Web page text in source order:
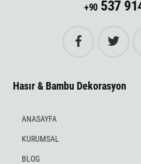
+90537
Hasır & Bambu Dekorasyon
ANASAYFA
KURUMSAL
BLOG